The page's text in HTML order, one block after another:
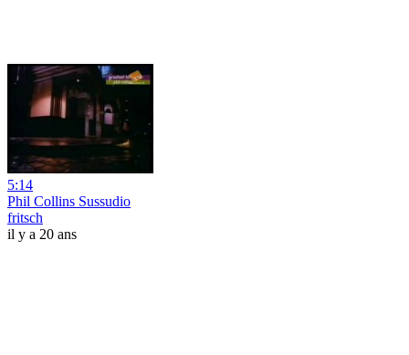
5:14
Phil Collins Sussudio
fritsch
il y a 20 ans